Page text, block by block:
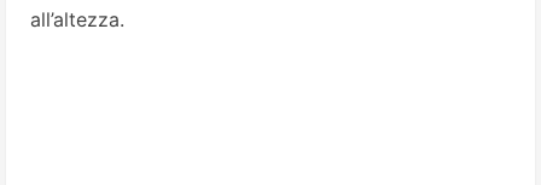
all’altezza.